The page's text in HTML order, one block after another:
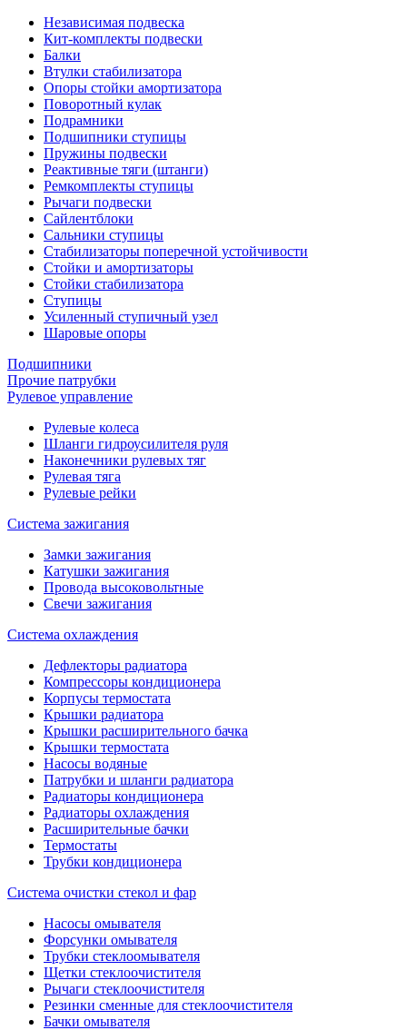
Независимая подвеска
Кит-комплекты подвески
Балки
Втулки стабилизатора
Опоры стойки амортизатора
Поворотный кулак
Подрамники
Подшипники ступицы
Пружины подвески
Реактивные тяги (штанги)
Ремкомплекты ступицы
Рычаги подвески
Сайлентблоки
Сальники ступицы
Стабилизаторы поперечной устойчивости
Стойки и амортизаторы
Стойки стабилизатора
Ступицы
Усиленный ступичный узел
Шаровые опоры
Подшипники
Прочие патрубки
Рулевое управление
Рулевые колеса
Шланги гидроусилителя руля
Наконечники рулевых тяг
Рулевая тяга
Рулевые рейки
Система зажигания
Замки зажигания
Катушки зажигания
Провода высоковольтные
Свечи зажигания
Система охлаждения
Дефлекторы радиатора
Компрессоры кондиционера
Корпусы термостата
Крышки радиатора
Крышки расширительного бачка
Крышки термостата
Насосы водяные
Патрубки и шланги радиатора
Радиаторы кондиционера
Радиаторы охлаждения
Расширительные бачки
Термостаты
Трубки кондиционера
Система очистки стекол и фар
Насосы омывателя
Форсунки омывателя
Трубки стеклоомывателя
Щетки стеклоочистителя
Рычаги стеклоочистителя
Резинки сменные для стеклоочистителя
Бачки омывателя